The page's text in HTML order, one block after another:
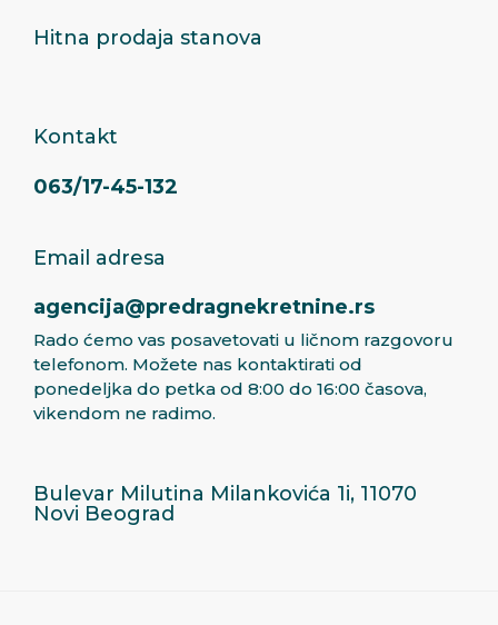
Hitna prodaja stanova
Kontakt
063/17-45-132
Email adresa
agencija@predragnekretnine.rs
Rado ćemo vas posavetovati u ličnom razgovoru
telefonom. Možete nas kontaktirati od
ponedeljka do petka od 8:00 do 16:00 časova,
vikendom ne radimo.
Bulevar Milutina Milankovića 1i, 11070
Novi Beograd